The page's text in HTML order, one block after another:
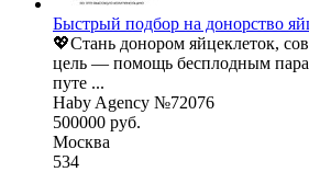
Быстрый подбор на донорство
💖Стань донором яйцеклеток,
цель — помощь бесплодным
путе ...
Haby Agency №72076
500000 руб.
Москва
534